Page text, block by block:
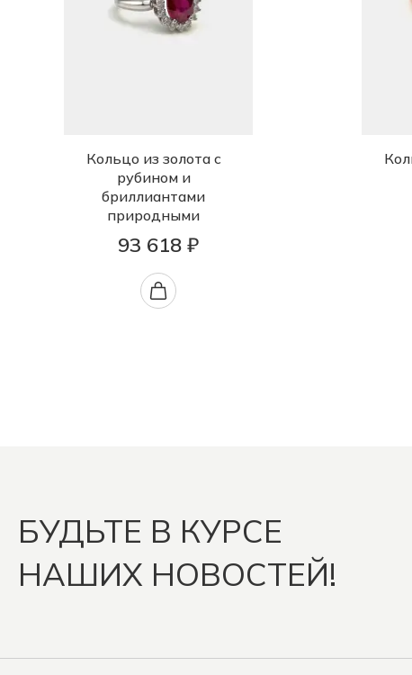
Кольцо из золота с
рубином и
бриллиантами
природными
93 618 ₽
БУДЬТЕ В КУРСЕ
НАШИХ НОВОСТЕЙ!